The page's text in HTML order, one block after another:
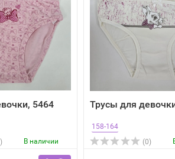
5464
В наличии
Трусы для
158-164
(0)